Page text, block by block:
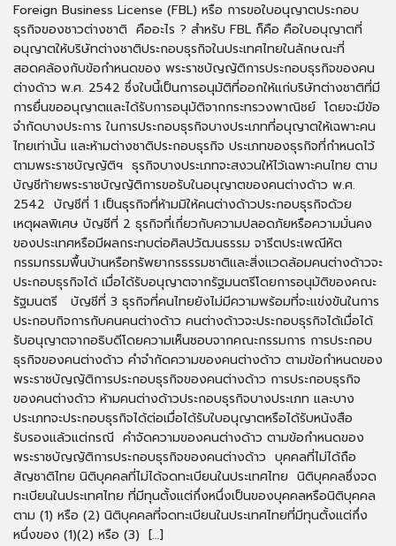
Foreign Business License (FBL) หรือ การขอใบอนุญาตประกอบ
ธุรกิจของชาวต่างชาติ คืออะไร ? สำหรับ FBL ก็คือ คือใบอนุญาตที่
อนุญาตให้บริษัทต่างชาติประกอบธุรกิจในประเทศไทยในลักษณะที่
สอดคล้องกับข้อกำหนดของ พระราชบัญญัติการประกอบธุรกิจของคน
ต่างด้าว พ.ศ. 2542 ซึ่งใบนี้เป็นการอนุมัติที่ออกให้แก่บริษัทต่างชาติที่มี
การยื่นขออนุญาตและได้รับการอนุมัติจากกระทรวงพาณิชย์ โดยจะมีข้อ
จำกัดบางประการ ในการประกอบธุรกิจบางประเภทที่อนุญาตให้เฉพาะคน
ไทยเท่านั้น และห้ามต่างชาติประกอบธุรกิจ ประเภทของธุรกิจที่กำหนดไว้
ตามพระราชบัญญัติฯ ธุรกิจบางประเภทจะสงวนให้ไว้เฉพาะคนไทย ตาม
บัญชีท้ายพระราชบัญญัติการขอรับในอนุญาตของคนต่างด้าว พ.ศ.
2542 บัญชีที่ 1 เป็นธุรกิจที่ห้ามมิให้คนต่างด้าวประกอบธุรกิจด้วย
เหตุผลพิเศษ บัญชีที่ 2 ธุรกิจที่เกี่ยวกับความปลอดภัยหรือความมั่นคง
ของประเทศหรือมีผลกระทบต่อศิลปวัฒนธรรม จารีตประเพณีหัต
กรรมกรรมพื้นบ้านหรือทรัพยากรธรรมชาติและสิ่งแวดล้อมคนต่างด้าวจะ
ประกอบธุรกิจได้ เมื่อได้รับอนุญาตจากรัฐมนตรีโดยการอนุมัติของคณะ
รัฐมนตรี บัญชีที่ 3 ธุรกิจที่คนไทยยังไม่มีความพร้อมที่จะแข่งขันในการ
ประกอบกิจการกับคนคนต่างด้าว คนต่างด้าวจะประกอบธุรกิจได้เมื่อได้
รับอนุญาตจากอธิบดีโดยความเห็นชอบจากคณะกรรมการ การประกอบ
ธุรกิจของคนต่างด้าว คำจำกัดความของคนต่างด้าว ตามข้อกำหนดของ
พระราชบัญญัติการประกอบธุรกิจของคนต่างด้าว การประกอบธุรกิจ
ของคนต่างด้าว ห้ามคนต่างด้าวประกอบธุรกิจบางประเภท และบาง
ประเภทจะประกอบธุรกิจได้ต่อเมื่อได้รับใบอนุญาตหรือได้รับหนังสือ
รับรองแล้วแต่กรณี คำจัดความของคนต่างด้าว ตามข้อกำหนดของ
พระราชบัญญัติการประกอบธุรกิจของคนต่างด้าว บุคคลที่ไม่ได้ถือ
สัญชาติไทย นิติบุคคลที่ไม่ได้จดทะเบียนในประเทศไทย นิติบุคคลซึ่งจด
ทะเบียนในประเทศไทย ที่มีทุนตั้งแต่กึ่งหนึ่งเป็นของบุคคลหรือนิติบุคคล
ตาม (1) หรือ (2) นิติบุคคลที่จดทะเบียนในประเทศไทยที่มีทุนตั้งแต่กึ่ง
หนึ่งของ (1)(2) หรือ (3) […]